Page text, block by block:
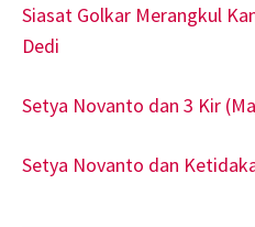
Siasat Golkar Merangkul
Dedi
Setya Novanto dan 3 Kir
Setya Novanto dan